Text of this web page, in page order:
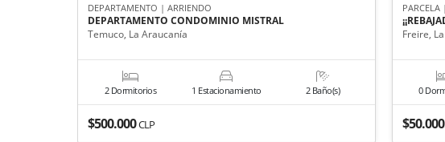
DEPARTAMENTO | ARRIENDO
DEPARTAMENTO CONDOMINIO MISTRAL
Temuco, La Araucanía
2 Dormitorios 1 Estacionamiento 2 Baño(s)
$500.000CLP
PARCELA
Freire,
0